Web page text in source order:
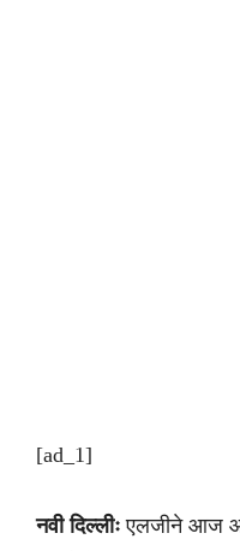
[ad_1]
नवी दिल्लीः एलजीने आज